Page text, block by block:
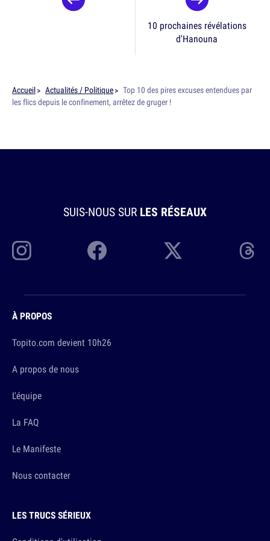
10 prochaines révélations
d'Hanouna
Accueil Actualités / Politique
Top 10 des pires excuses entendues par
les flics depuis le confinement, arrêtez de gruger !
SUIS-NOUS SUR LES RÉSEAUX
À PROPOS
Topito.com devient 10h26
A propos de nous
L'équipe
La FAQ
Le Manifeste
Nous contacter
LES TRUCS SÉRIEUX